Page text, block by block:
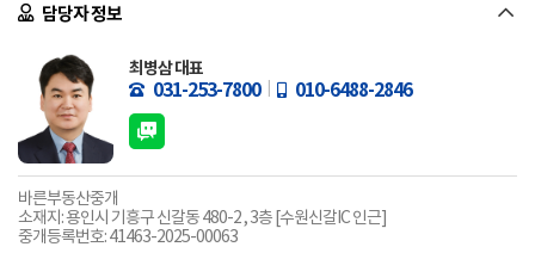
담당자 정보
최병삼 대표
031-253-7800 010-6488-2846
바른부동산중개
소재지: 용인시 기흥구 신갈동 480-2 , 3층 [수원신갈IC 인근]
중개등록번호: 41463-2025-00063